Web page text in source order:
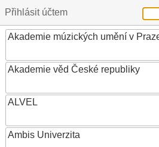
Přihlásit účtem
Akademie múzických umění v
Akademie věd České republiky
ALVEL
Ambis Univerzita